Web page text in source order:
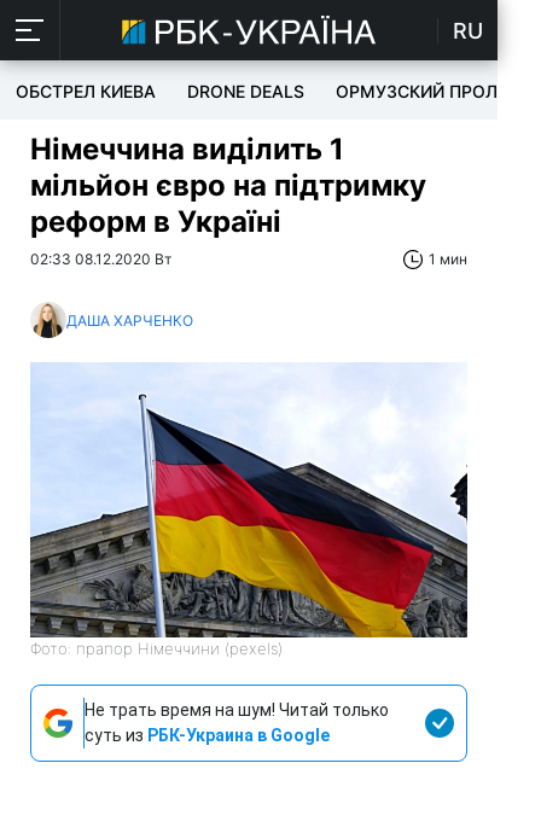
RU
ОБСТРЕЛ КИЕВА DRONE DEALS ОРМУЗСКИЙ ПРОЛИВ
Німеччина виділить 1
мільйон євро на підтримку
реформ в Україні
02:33 08.12.2020 Вт 1 мин
ДАША ХАРЧЕНКО
Фото: прапор Німеччини (pexels)
Не трать время на шум! Читай только
суть из РБК-Украина в Google